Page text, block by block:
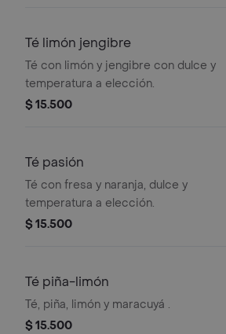
Té limón jengibre
Té con limón y jengibre con dulce y
temperatura a elección.
$ 15.500
Té pasión
Té con fresa y naranja, dulce y
temperatura a elección.
$ 15.500
Té piña-limón
Té, piña, limón y maracuyá .
$ 15.500